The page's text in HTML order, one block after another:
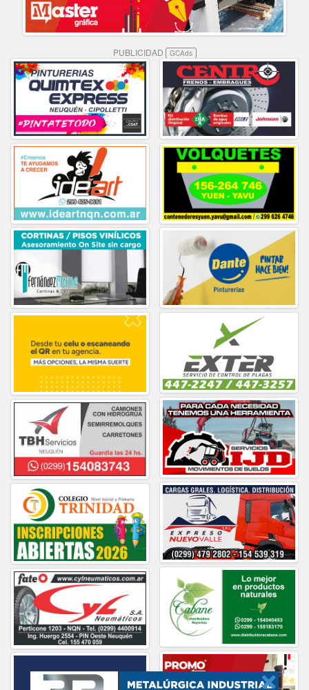
PUBLICIDAD GCAds